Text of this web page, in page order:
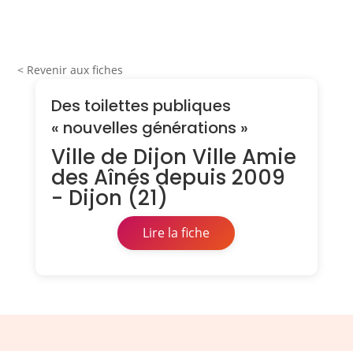
< Revenir aux fiches
Des toilettes publiques
« nouvelles générations »
Ville de Dijon Ville Amie
des Aînés depuis 2009
- Dijon (21)
Lire la fiche